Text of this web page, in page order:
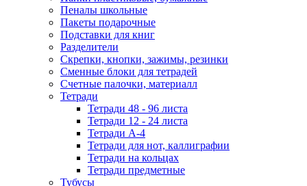
Пеналы школьные
Пакеты подарочные
Подставки для книг
Разделители
Скрепки, кнопки, зажимы, резинки
Сменные блоки для тетрадей
Счетные палочки, материалл
Тетради
Тетради 48 - 96 листа
Тетради 12 - 24 листа
Тетради А-4
Тетради для нот, каллиграфии
Тетради на кольцах
Тетради предметные
Тубусы